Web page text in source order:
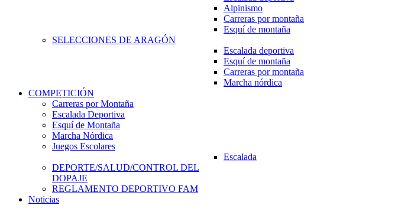
Alpinismo
Carreras por montaña
Esquí de montaña
SELECCIONES DE ARAGÓN
Escalada deportiva
Esquí de montaña
Carreras por montaña
Marcha nórdica
COMPETICIÓN
Carreras por Montaña
Escalada Deportiva
Esquí de Montaña
Marcha Nórdica
Juegos Escolares
Escalada
DEPORTE/SALUD/CONTROL DEL
DOPAJE
REGLAMENTO DEPORTIVO FAM
Noticias